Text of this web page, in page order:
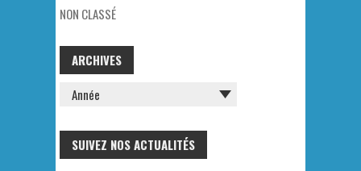
NON CLASSÉ
ARCHIVES
SUIVEZ NOS ACTUALITÉS